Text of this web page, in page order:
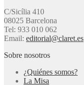
C/Sicília 410
08025 Barcelona
Tel: 933 010 062
Email: editorial@claret.es
Sobre nosotros
¿Quiénes somos?
La Misa